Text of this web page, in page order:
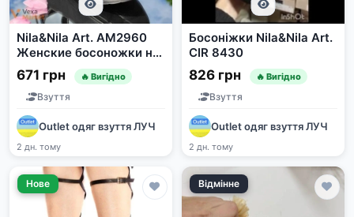
Nila&Nila Art. AM2960
Женские босоножки на
танкетке
671 грн 🔥 Вигідно
Взуття
Outlet одяг взуття ЛУЧ
2 дн. тому
Босоніжки Nila&Nila Art.
CIR 8430
826 грн 🔥 Вигідно
Взуття
Outlet одяг взуття ЛУЧ
2 дн. тому
Нове Відмінне